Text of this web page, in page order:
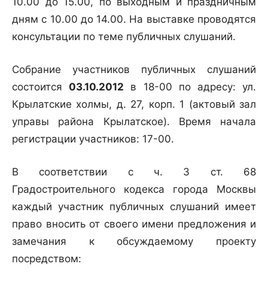
дням с 10.00 до 14.00. На выставке проводятся
консультации по теме публичных слушаний.
Собрание участников публичных слушаний
состоится03.10.2012 в 18-00 по адресу: ул.
Крылатские холмы, д. 27, корп. 1 (актовый зал
управы района Крылатское). Время начала
регистрации участников: 17-00.
В соответствии с ч. 3 ст. 68
Градостроительного кодекса города Москвы
каждый участник публичных слушаний имеет
право вносить от своего имени предложения и
замечания к обсуждаемому проекту
посредством: